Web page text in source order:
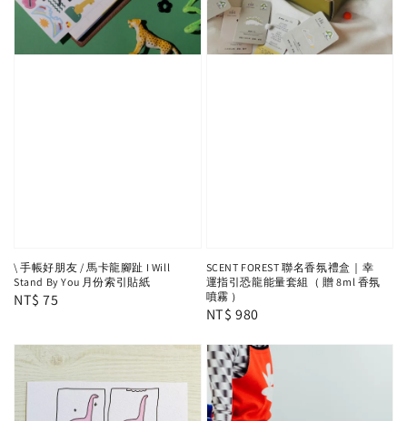
\ 手帳好朋友 / 馬卡龍腳趾 I Will
Stand By You 月份索引貼紙
Regular
NT$ 75
SCENT FOREST 聯名香氛禮盒｜幸
運指引恐龍能量套組（ 贈 8ml 香氛
噴霧 ）
Regular
NT$ 980